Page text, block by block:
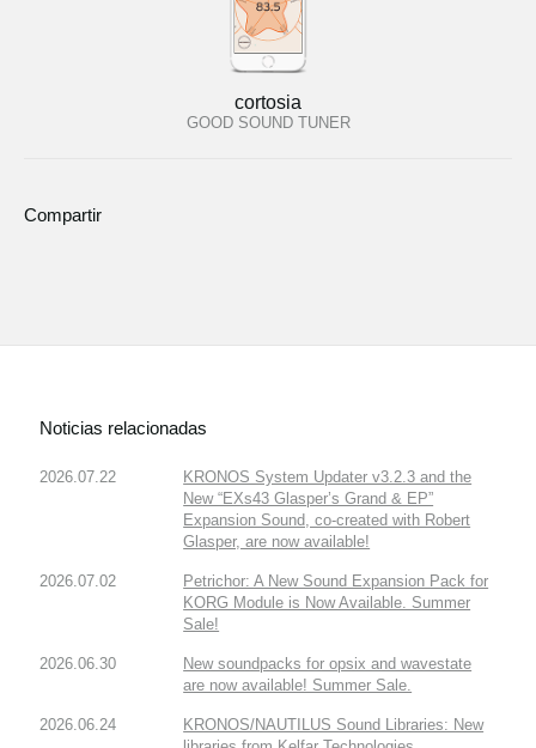
cortosia
GOOD SOUND TUNER
Compartir
Noticias relacionadas
2026.07.22
KRONOS System Updater v3.2.3 and the
New “EXs43 Glasper’s Grand & EP”
Expansion Sound, co-created with Robert
Glasper, are now available!
2026.07.02
Petrichor: A New Sound Expansion Pack for
KORG Module is Now Available. Summer
Sale!
2026.06.30
New soundpacks for opsix and wavestate
are now available! Summer Sale.
2026.06.24
KRONOS/NAUTILUS Sound Libraries: New